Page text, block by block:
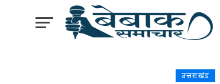
उत्तराखंड